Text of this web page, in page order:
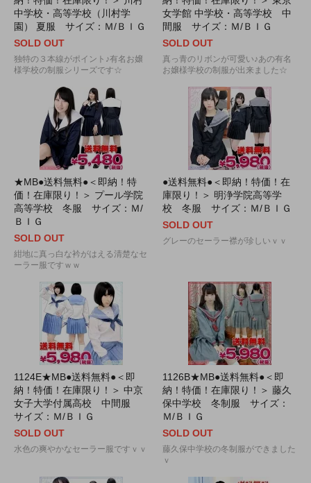
中学校・高等学校（川村学
園） 夏服 サイズ：Ｍ/ＢＩＧ
SOLD OUT
独特の３本線がポイント♪有名お嬢
様学校の制服シリーズです☆
女学館 中学校・高等学校 中
間服 サイズ：Ｍ/ＢＩＧ
SOLD OUT
真っ青のリボンが可愛い♪あの有名
お嬢様学校の制服が出来ました☆
★MB●送料無料●＜即納！特
価！在庫限り！＞ プール学院
高等学校 冬服 サイズ：Ｍ/
ＢＩＧ
SOLD OUT
紺地に真っ白な衿がはえる清楚なセ
ーラー服ですｗｗ
●送料無料●＜即納！特価！在
庫限り！＞ 明浄学院高等学
校 冬服 サイズ：Ｍ/ＢＩＧ
SOLD OUT
グレーのセーラー襟が珍しいｖｖ
1124E★MB●送料無料●＜即
納！特価！在庫限り！＞ 中京
女子大学付属高校 中間服
サイズ：Ｍ/ＢＩＧ
SOLD OUT
水色の爽やかなセーラー服ですｖｖ
1126B★MB●送料無料●＜即
納！特価！在庫限り！＞ 藤久
保中学校 冬制服 サイズ：
Ｍ/ＢＩＧ
SOLD OUT
藤久保中学校の冬制服ができました
ｖ